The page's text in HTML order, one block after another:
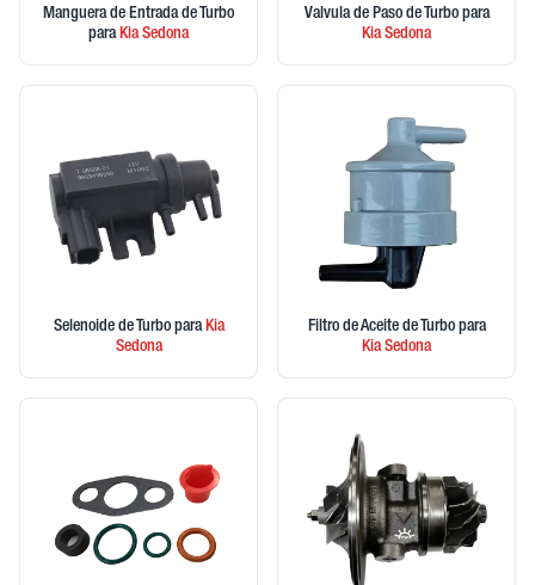
Manguera de Entrada de Turbo
paraKiaSedona
Valvula de Paso de Turbo para
KiaSedona
Selenoide de Turbo paraKia
Sedona
Filtro de Aceite de Turbo para
KiaSedona